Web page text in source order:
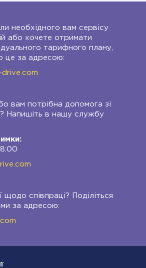
необхідного вам сервісу
або хочете отримати
тарифного плану,
це за адресою:
drive.com
вам потрібна допомога зі
Напишіть в нашу службу
щодо співпраці? Поділіться
за адресою: